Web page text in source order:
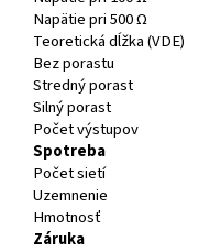
Napätie pri 500 Ω
Teoretická dĺžka (VDE)
Bez porastu
Stredný porast
Silný porast
Počet výstupov
Spotreba
Počet sietí
Uzemnenie
Hmotnosť
Záruka